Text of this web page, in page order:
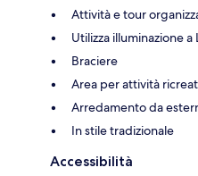
Attività e tour
Utilizza illuminazione a
Braciere
Area per attività
Arredamento da
In stile tradizionale
Accessibilità